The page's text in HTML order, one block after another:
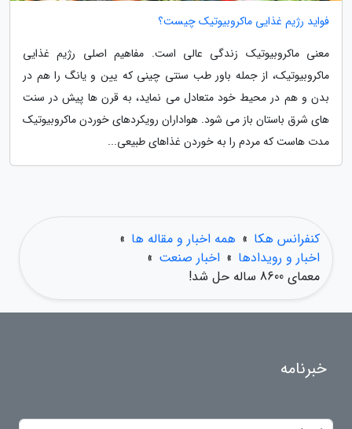
فواید رژیم غذایی ماکروبیوتیک چیست؟
معنی ماکروبیوتیک زندگی عالی است. مفاهیم اصلی رژیم غذایی
ماکروبیوتیک، از جمله باور طب سنتی چینی که یین و یانگ را هم در
بدن و هم در محیط خود متعادل می نماید، به قرن ها پیش در سنت
های شرق باستان باز می شود. هواداران رویکردهای خوردن ماکروبیوتیک
مدت هاست که مردم را به خوردن غذاهای طبیعی...
کنفرانس هکا » همه اخبار و مقاله ها »
اخبار و رویدادها » اخبار صنعت »
معمای 8600 ساله حل شد!
خبرنامه